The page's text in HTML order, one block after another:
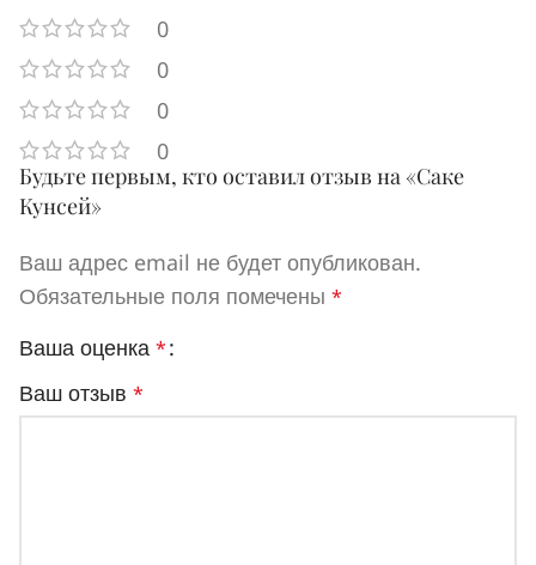
0
0
0
0
Будьте первым, кто оставил отзыв на «Саке
Кунсей»
Ваш адрес email не будет опубликован.
Обязательные поля помечены *
Ваша оценка *
Ваш отзыв *